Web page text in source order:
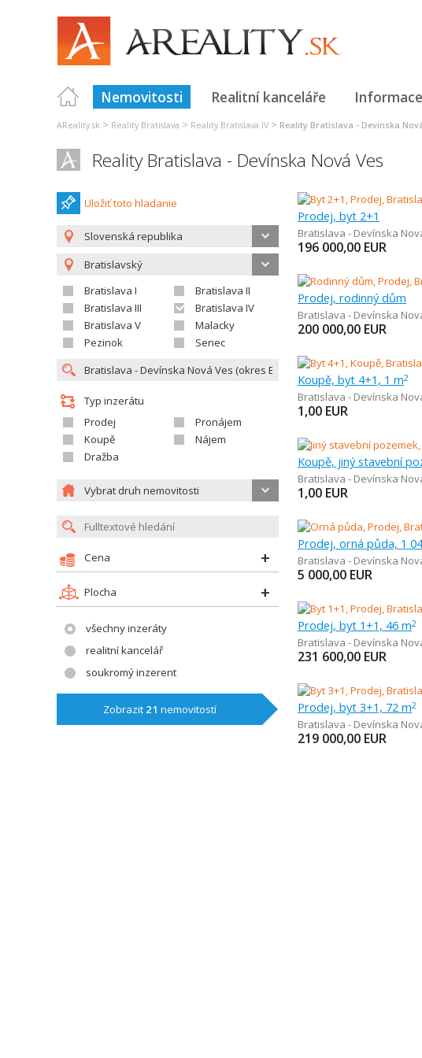
Nemovitosti Realitní kanceláře Informace
AReality.sk > Reality Bratislava > Reality Bratislava IV > Reality Bratislava - Devínska
Reality Bratislava - Devínska Nová Ves
Uložiť toto hladanie
Slovenská republika
Bratislavský
Bratislava I
Bratislava II
Bratislava III
Bratislava IV
Bratislava V
Malacky
Pezinok
Senec
Typ inzerátu
Prodej
Pronájem
Koupě
Nájem
Dražba
Vybrat druh nemovitosti
Cena
Plocha
všechny inzeráty
realitní kancelář
soukromý inzerent
Zobrazit 21 nemovitostí
Prodej, byt 2+1
Bratislava - Devínska
196 000,00 EUR
Prodej, rodinný dům
Bratislava - Devínska
200 000,00 EUR
Koupě, byt 4+1, 1 m2
Bratislava - Devínska
1,00 EUR
Koupě, jiný stavební
Bratislava - Devínska
1,00 EUR
Prodej, orná půda, 1
Bratislava - Devínska
5 000,00 EUR
Prodej, byt 1+1, 46 m2
Bratislava - Devínska
231 600,00 EUR
Prodej, byt 3+1, 72 m2
Bratislava - Devínska
219 000,00 EUR